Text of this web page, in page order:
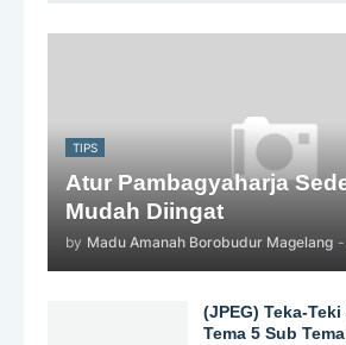
TIPS
Atur Pambagyaharja
Mudah Diingat
by Madu Amanah Borobudur Magelang -
(JPEG) Teka-
Tema 5 Sub